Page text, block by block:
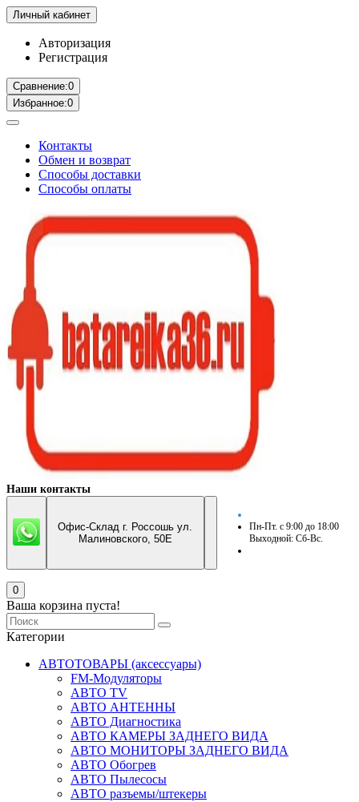
Личный кабинет
Авторизация
Регистрация
Сравнение:0
Избранное:0
Контакты
Обмен и возврат
Способы доставки
Способы оплаты
Наши контакты
Офис-Склад г. Россошь ул.
Малиновского, 50Е
Пн-Пт. с 9:00 до 18:00
Выходной: Сб-Вс.
0
Ваша корзина пуста!
Категории
АВТОТОВАРЫ (аксессуары)
FM-Модуляторы
АВТО TV
АВТО АНТЕННЫ
АВТО Диагностика
АВТО КАМЕРЫ ЗАДНЕГО ВИДА
АВТО МОНИТОРЫ ЗАДНЕГО ВИДА
АВТО Обогрев
АВТО Пылесосы
АВТО разъемы/штекеры